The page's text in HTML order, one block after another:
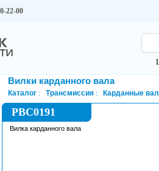
22-00
Вилки карданного вала
Каталог Трансмиссия Карданные
PBC0191
Вилка карданного вала